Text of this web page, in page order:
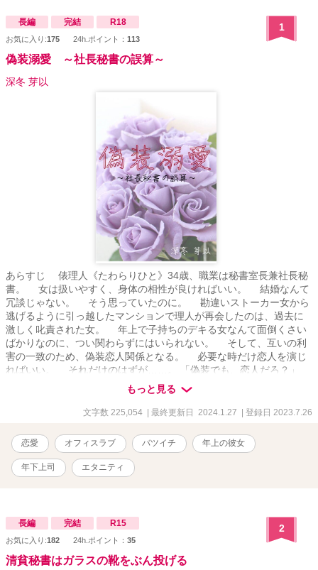
長編 完結 R18
お気に入り:175 24h.ポイント： 113
1
偽装溺愛 ～社長秘書の誤算～
深冬 芽以
あらすじ 俵理人《たわらりひと》34歳、職業は秘書室長兼社長秘
書。 女は扱いやすく、身体の相性が良ければいい。 結婚なんて
冗談じゃない。 そう思っていたのに。 勘違いストーカー女から
逃げるように引っ越したマンションで理人が再会したのは、過去に
激しく叱責された女。 年上で子持ちのデキる女なんて面倒くさい
ばかりなのに、つい関わらずにはいられない。 そして、互いの利
害の一致のため、偽装恋人関係となる。 必要な時だけ恋人を演じ
ればいい。 それだけのはずが……。 「偽装でも、恋人だろ？」
彼女の甘い香りに惹き寄せられて、抗えない――。
もっと見る
文字数 225,054 | 最終更新日 2024.1.27 | 登録日 2023.7.26
恋愛 オフィスラブ バツイチ 年上の彼女
年下上司 エタニティ
長編 完結 R15
お気に入り:182 24h.ポイント： 35
2
清貧秘書はガラスの靴をぶん投げる